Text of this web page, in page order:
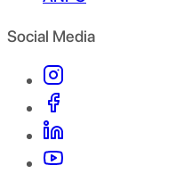
Social Media